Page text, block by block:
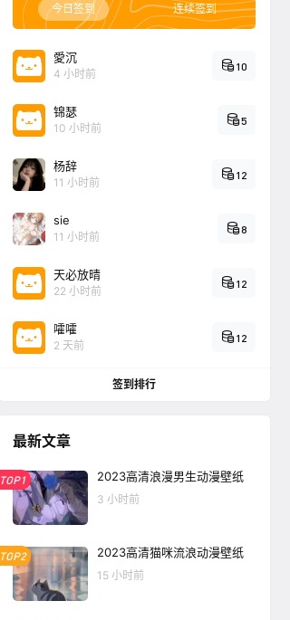
今日签到 连续签到
愛沉
4 小时前
10
锦瑟
10 小时前
5
杨辞
11 小时前
12
sie
11 小时前
8
天必放晴
22 小时前
12
嚯嚯
2 天前
12
签到排行
最新文章
TOP1 2023高清浪漫男生动漫壁纸
3 小时前
TOP2 2023高清猫咪流浪动漫壁纸
15 小时前